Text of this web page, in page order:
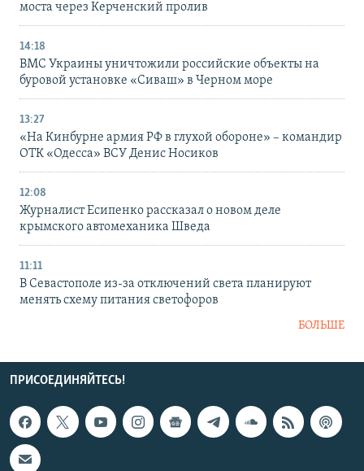
моста через Керченский пролив
14:18
ВМС Украины уничтожили российские объекты на
буровой установке «Сиваш» в Черном море
13:27
«На Кинбурне армия РФ в глухой обороне» – командир
ОТК «Одесса» ВСУ Денис Носиков
12:08
Журналист Есипенко рассказал о новом деле
крымского автомеханика Шведа
11:11
В Севастополе из-за отключений света планируют
менять схему питания светофоров
БОЛЬШЕ
ПРИСОЕДИНЯЙТЕСЬ!